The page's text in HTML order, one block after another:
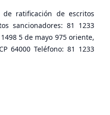
ratificación de escritos
sancionadores: 81 1233
5 de mayo 975 oriente,
64000 Teléfono: 81 1233